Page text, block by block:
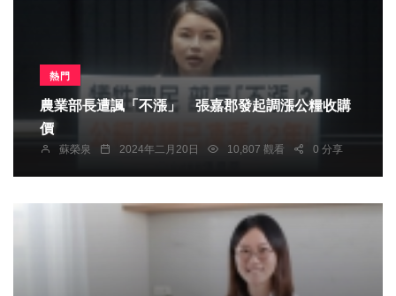
熱門
農業部長遭諷「不漲」 張嘉郡發起調漲公糧收購
價
蘇榮泉 2024年二月20日 10,807 觀看 0 分享